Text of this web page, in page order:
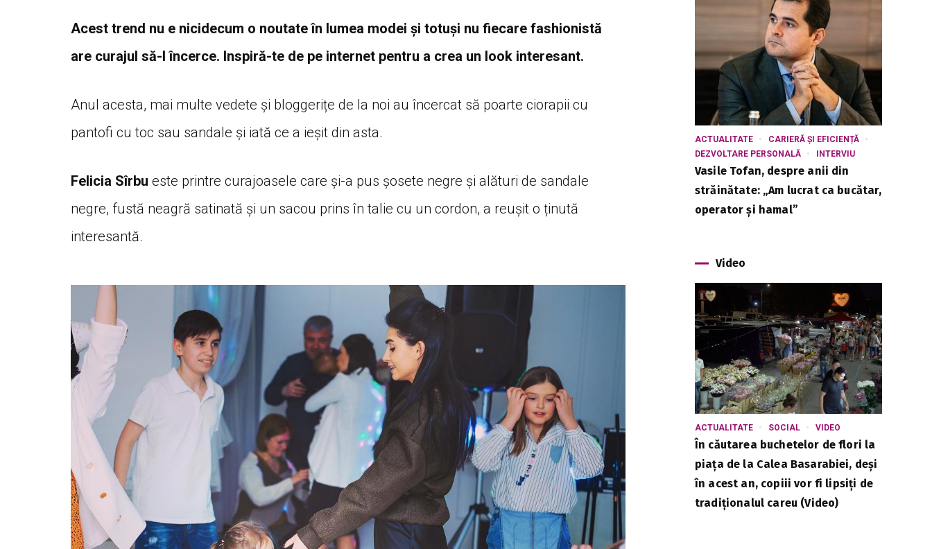
Acest trend nu e nicidecum o noutate în lumea modei și totuși nu fiecare fashionistă
are curajul să-l încerce. Inspiră-te de pe internet pentru a crea un look interesant.
Anul acesta, mai multe vedete și bloggerițe de la noi au încercat să poarte ciorapii cu
pantofi cu toc sau sandale și iată ce a ieșit din asta.
Felicia Sîrbu este printre curajoasele care și-a pus șosete negre și alături de sandale
negre, fustă neagră satinată și un sacou prins în talie cu un cordon, a reușit o ținută
interesantă.
ACTUALITATE
CARIERĂ ȘI EFICIENȚĂ
DEZVOLTARE PERSONALĂ
INTERVIU
Vasile Tofan, despre anii din
străinătate: „Am lucrat ca bucătar,
operator și hamal”
Video
ACTUALITATE SOCIAL VIDEO
În căutarea buchetelor de flori la
piața de la Calea Basarabiei, deși
în acest an, copiii vor fi lipsiți de
tradiționalul careu (Video)